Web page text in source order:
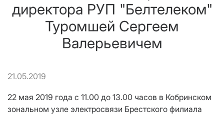
директора РУП "Белтелеком"
Туромшей Сергеем
Валерьевичем
21.05.2019
22 мая 2019 года с 11.00 до 13.00 часов в Кобринском
зональном узле электросвязи Брестского филиала